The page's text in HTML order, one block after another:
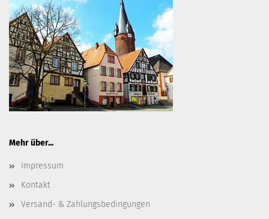
Mehr über...
Impressum
Kontakt
Versand- & Zahlungsbedingungen